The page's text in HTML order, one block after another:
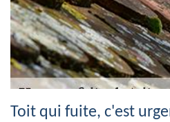
Toit qui fuite, c'est